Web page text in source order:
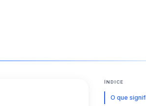
ÍNDICE
O que